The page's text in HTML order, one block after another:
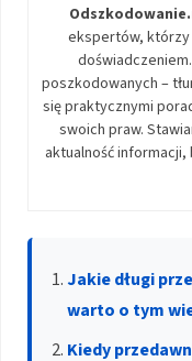
ekspertów, którzy
poszkodowanych –
się praktycznymi
swoich praw.
aktualność informacji,
Jakie długi
warto o tym
Kiedy